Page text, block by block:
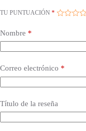
TU PUNTUACIÓN *
Nombre *
Correo electrónico *
Título de la reseña